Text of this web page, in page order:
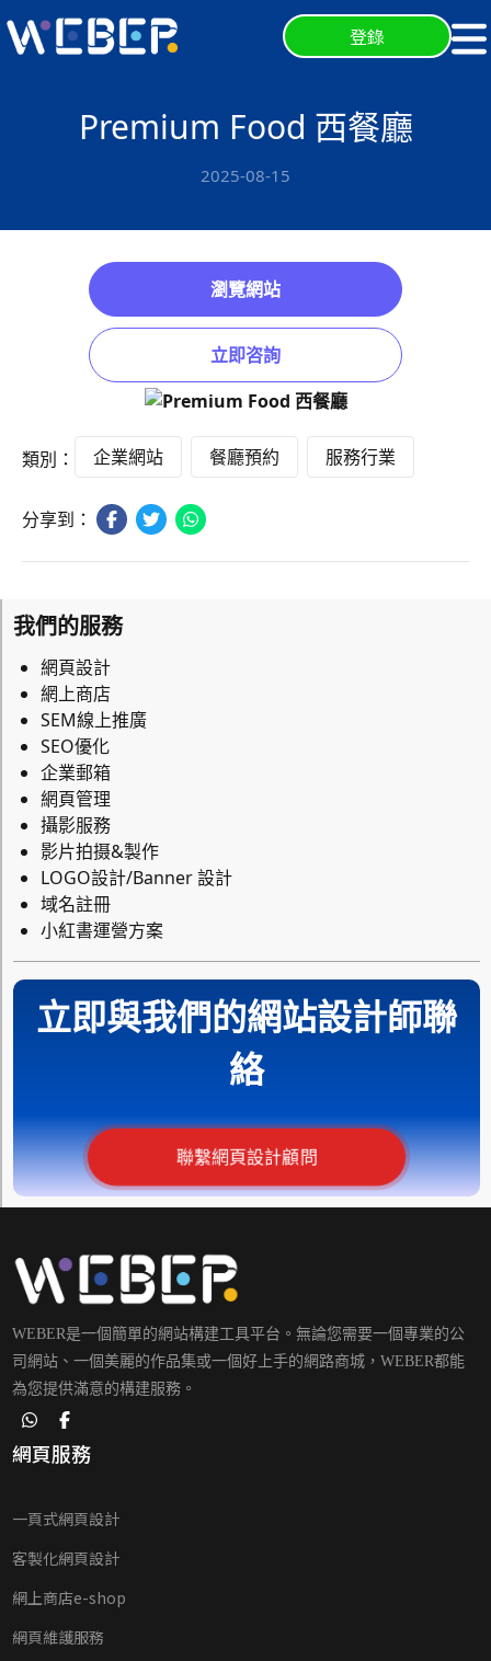
登錄
Premium Food 西餐廳
2025-08-15
瀏覽網站
立即咨詢
類別： 企業網站 餐廳預約 服務行業
分享到：
我們的服務
網頁設計
網上商店
SEM線上推廣
SEO優化
企業郵箱
網頁管理
攝影服務
影片拍摄&製作
LOGO設計/Banner 設計
域名註冊
小紅書運營方案
立即與我們的網站設計師聯
絡
聯繫網頁設計顧問
WEBER是一個簡單的網站構建工具平台。無論您需要一個專業的公
司網站、一個美麗的作品集或一個好上手的網路商城，WEBER都能
為您提供滿意的構建服務。
網頁服務
一頁式網頁設計
客製化網頁設計
網上商店e-shop
網頁維護服務